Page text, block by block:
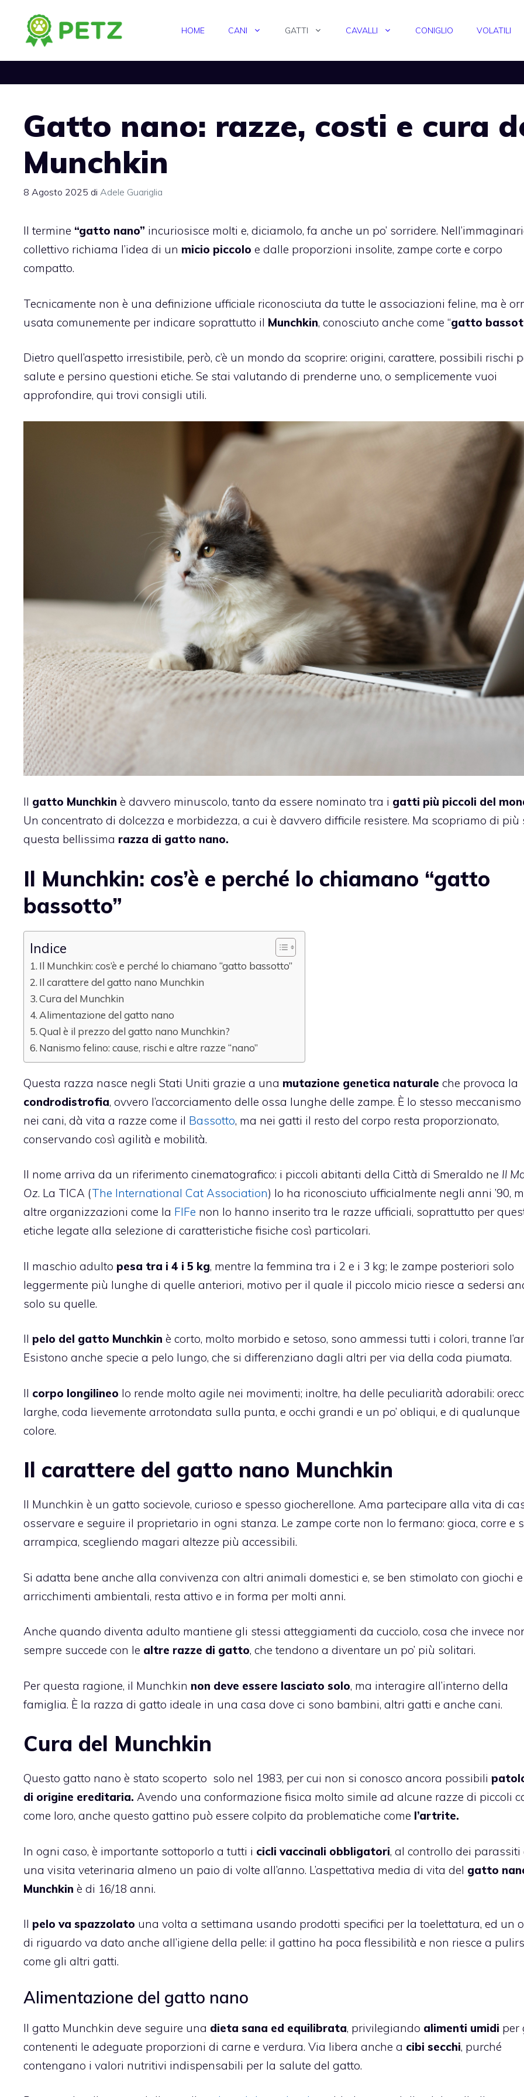
contenuto
HOME CANI GATTI CAVALLI CONIGLIO VOLATILI
Gatto nano: razze, costi e cura
Munchkin
8 Agosto 2025 di Adele Guariglia
Il termine “gatto nano” incuriosisce molti e, diciamolo, fa anche un po’ sorridere.
collettivo richiama l’idea di un micio piccolo e dalle proporzioni insolite, zampe corte e corpo
compatto.
Tecnicamente non è una definizione ufficiale riconosciuta da tutte le associazioni feline, ma è
usata comunemente per indicare soprattutto il Munchkin, conosciuto anche come “gatto
Dietro quell’aspetto irresistibile, però, c’è un mondo da scoprire: origini, carattere, possibili rischi
salute e persino questioni etiche. Se stai valutando di prenderne uno, o semplicemente vuoi
approfondire, qui trovi consigli utili.
Il gatto Munchkin è davvero minuscolo, tanto da essere nominato tra i gatti più piccoli del
Un concentrato di dolcezza e morbidezza, a cui è davvero difficile resistere. Ma scopriamo di più
questa bellissima razza di gatto nano.
Il Munchkin: cos’è e perché lo chiamano “gatto
bassotto”
Indice
Il Munchkin: cos’è e perché lo chiamano “gatto bassotto”
Il carattere del gatto nano Munchkin
Cura del Munchkin
Alimentazione del gatto nano
Qual è il prezzo del gatto nano Munchkin?
Nanismo felino: cause, rischi e altre razze “nano”
Questa razza nasce negli Stati Uniti grazie a una mutazione genetica naturale che provoca la
condrodistrofia, ovvero l’accorciamento delle ossa lunghe delle zampe. È lo stesso meccanismo
nei cani, dà vita a razze come il Bassotto, ma nei gatti il resto del corpo resta proporzionato,
conservando così agilità e mobilità.
Il nome arriva da un riferimento cinematografico: i piccoli abitanti della Città di Smeraldo ne Il
Oz. La TICA (The International Cat Association) lo ha riconosciuto ufficialmente negli anni ’90,
altre organizzazioni come la FIFe non lo hanno inserito tra le razze ufficiali, soprattutto per
etiche legate alla selezione di caratteristiche fisiche così particolari.
Il maschio adulto pesa tra i 4 i 5 kg, mentre la femmina tra i 2 e i 3 kg; le zampe posteriori solo
leggermente più lunghe di quelle anteriori, motivo per il quale il piccolo micio riesce a sedersi
solo su quelle.
Il pelo del gatto Munchkin è corto, molto morbido e setoso, sono ammessi tutti i colori, tranne
Esistono anche specie a pelo lungo, che si differenziano dagli altri per via della coda piumata.
Il corpo longilineo lo rende molto agile nei movimenti; inoltre, ha delle peculiarità adorabili:
larghe, coda lievemente arrotondata sulla punta, e occhi grandi e un po’ obliqui, e di qualunque
colore.
Il carattere del gatto nano Munchkin
Il Munchkin è un gatto socievole, curioso e spesso giocherellone. Ama partecipare alla vita di
osservare e seguire il proprietario in ogni stanza. Le zampe corte non lo fermano: gioca, corre e
arrampica, scegliendo magari altezze più accessibili.
Si adatta bene anche alla convivenza con altri animali domestici e, se ben stimolato con giochi e
arricchimenti ambientali, resta attivo e in forma per molti anni.
Anche quando diventa adulto mantiene gli stessi atteggiamenti da cucciolo, cosa che invece
sempre succede con le altre razze di gatto, che tendono a diventare un po’ più solitari.
Per questa ragione, il Munchkin non deve essere lasciato solo, ma interagire all’interno della
famiglia. È la razza di gatto ideale in una casa dove ci sono bambini, altri gatti e anche cani.
Cura del Munchkin
Questo gatto nano è stato scoperto solo nel 1983, per cui non si conosco ancora possibili
di origine ereditaria. Avendo una conformazione fisica molto simile ad alcune razze di piccoli
come loro, anche questo gattino può essere colpito da problematiche come l’artrite.
In ogni caso, è importante sottoporlo a tutti i cicli vaccinali obbligatori, al controllo dei parassiti
una visita veterinaria almeno un paio di volte all’anno. L’aspettativa media di vita del gatto
Munchkin è di 16/18 anni.
Il pelo va spazzolato una volta a settimana usando prodotti specifici per la toelettatura, ed un
di riguardo va dato anche all’igiene della pelle: il gattino ha poca flessibilità e non riesce a
come gli altri gatti.
Alimentazione del gatto nano
Il gatto Munchkin deve seguire una dieta sana ed equilibrata, privilegiando alimenti umidi per
contenenti le adeguate proporzioni di carne e verdura. Via libera anche a cibi secchi, purché
contengano i valori nutritivi indispensabili per la salute del gatto.